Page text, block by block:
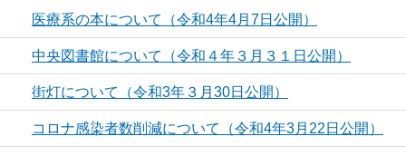
医療系の本について（令和4年4月7日公開）
中央図書館について（令和４年３月３１日公開）
街灯について（令和3年３月30日公開）
コロナ感染者数削減について（令和4年3月22日公開）